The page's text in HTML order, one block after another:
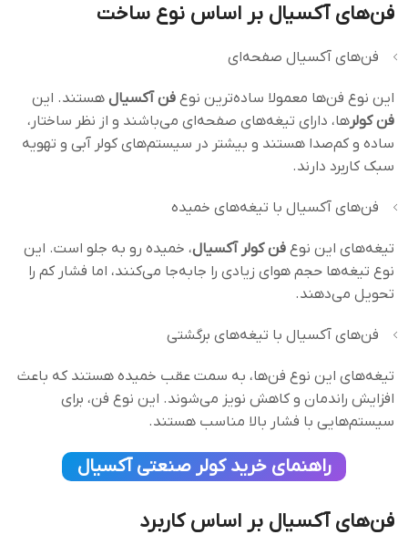
فن‌های آکسیال بر اساس نوع ساخت
فن‌های آکسیال صفحه‌ای
این نوع فن‌ها معمولا ساده‌ترین نوع فن‌ آکسیال هستند. این
فن‌ کولرها، دارای تیغه‌های صفحه‌ای می‌باشند و از نظر ساختار،
ساده و کم‌صدا هستند و بیشتر در سیستم‌های کولر آبی و تهویه
سبک کاربرد دارند.
فن‌های آکسیال با تیغه‌های خمیده
تیغه‌های این نوع فن کولر آکسیال، خمیده رو به جلو است. این
نوع تیغه‌ها حجم هوای زیادی را جابه‌جا می‌کنند، اما فشار کم را
تحویل می‌دهند.
فن‌های آکسیال با تیغه‌های برگشتی
تیغه‌های این نوع فن‌ها، به سمت عقب خمیده هستند که باعث
افزایش راندمان و کاهش نویز می‌شوند. این نوع فن‌، برای
سیستم‌هایی با فشار بالا مناسب‌ هستند.
راهنمای خرید کولر صنعتی آکسیال
فن‌های آکسیال بر اساس کاربرد